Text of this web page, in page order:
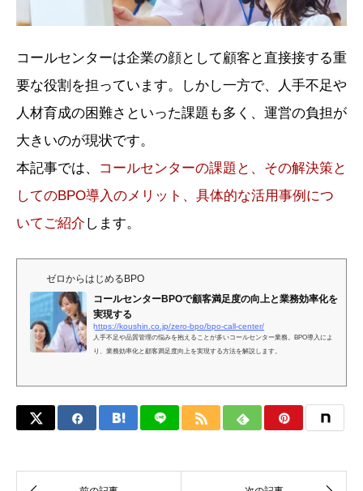
コールセンターは企業の顔として顧客と直接接する重
要な役割を担っています。しかし一方で、人手不足や
人材育成の困難さといった課題も多く、運営の負担が
大きいのが現状です。
本記事では、
コールセンターの課題と、その解決策と
してのBPO導入のメリット、具体的な活用事例につ
いてご紹介 します。
ゼロからはじめるBPO
コールセンターBPOで顧客満足度の向上と業務効率化を
実現する
https://koushin.co.jp/zero-bpo/bpo-call-center/
人手不足や品質管理の悩みを抱えることが多いコールセンター業務。BPO導入によ
り、業務効率化と顧客満足度向上を実現する方法を解説します。